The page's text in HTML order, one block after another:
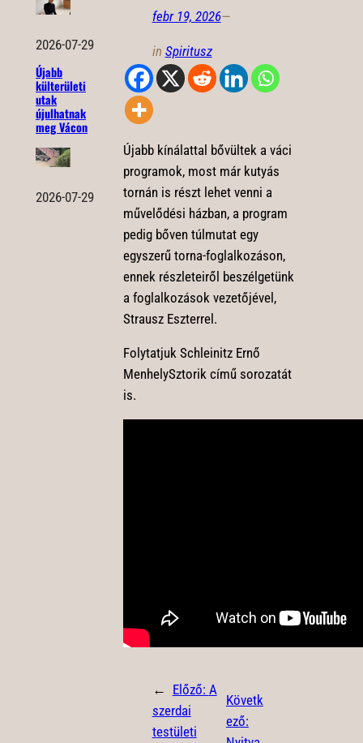
2026-07-29
Újabb
külterületi
utak
újulhatnak
meg Vácon
2026-07-29
febr 19, 2026—
in Spiritusz
Újabb kínálattal bővültek a váci
programok, most már kutyás
tornán is részt lehet venni a
művelődési házban, a program
pedig bőven túlmutat egy
egyszerű torna-foglalkozáson,
ennek részleteiről beszélgetünk
a foglalkozások vezetőjével,
Strausz Eszterrel.
Folytatjuk Schleinitz Ernő
MenhelySztorik című sorozatát
is.
← Előző: A
szerdai
testületi
Követk
ező: